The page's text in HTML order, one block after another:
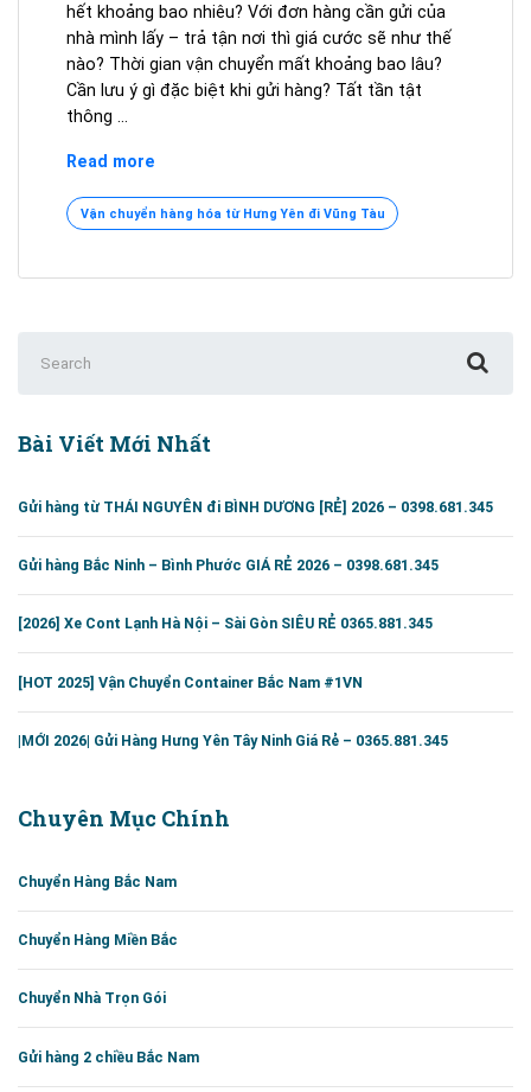
hết khoảng bao nhiêu? Với đơn hàng cần gửi của
nhà mình lấy – trả tận nơi thì giá cước sẽ như thế
nào? Thời gian vận chuyển mất khoảng bao lâu?
Cần lưu ý gì đặc biệt khi gửi hàng? Tất tần tật
thông …
Read more
Hưng
0365.881.345
Vận chuyển hàng hóa từ Hưng Yên đi Vũng Tàu
for:
Bài Viết Mới Nhất
Gửi hàng từ THÁI NGUYÊN đi BÌNH DƯƠNG [RẺ] 2026 – 0398.681.345
Gửi hàng Bắc Ninh – Bình Phước GIÁ RẺ 2026 – 0398.681.345
[2026] Xe Cont Lạnh Hà Nội – Sài Gòn SIÊU RẺ 0365.881.345
[HOT 2025] Vận Chuyển Container Bắc Nam #1VN
|MỚI 2026| Gửi Hàng Hưng Yên Tây Ninh Giá Rẻ – 0365.881.345
Chuyên Mục Chính
Chuyển Hàng Bắc Nam
Chuyển Hàng Miền Bắc
Chuyển Nhà Trọn Gói
Gửi hàng 2 chiều Bắc Nam